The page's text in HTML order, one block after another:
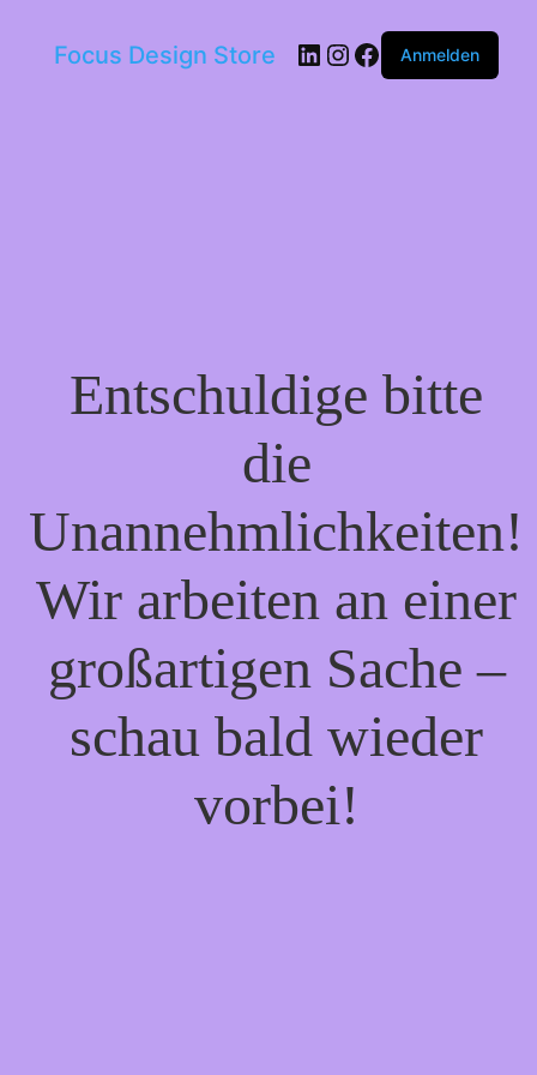
Focus Design Store LinkedIn
Instagram
Facebook
Anmelden
Entschuldige bitte
die
Unannehmlichkeiten!
Wir arbeiten an einer
großartigen Sache –
schau bald wieder
vorbei!